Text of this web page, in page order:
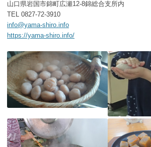
山口県岩国市錦町広瀬12-8錦総合支所内
TEL 0827-72-3910
info@yama-shiro.info
https://yama-shiro.info/